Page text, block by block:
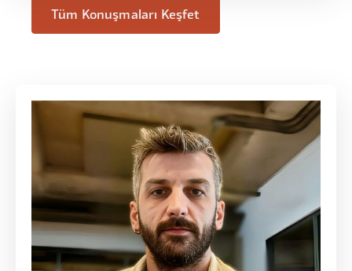
Tüm Konuşmaları Keşfet